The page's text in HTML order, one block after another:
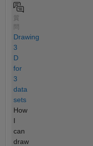
質
Drawing
3
D
for
3
data
sets
How
I
can
draw